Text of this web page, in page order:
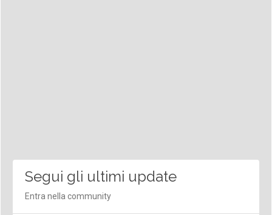
Segui gli ultimi update
Entra nella community